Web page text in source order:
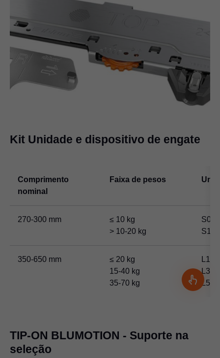
Kit Unidade e dispositivo de engate
Comprimento
nominal
Faixa de pesos
270-300 mm
≤ 10 kg
> 10-20 kg
S0
S1
350-650 mm
≤ 20 kg
15-40 kg
35-70 kg
L1
L3
L5
TIP-ON BLUMOTION - Suporte na
seleção